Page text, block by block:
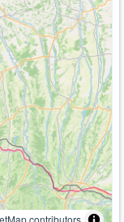
contributors